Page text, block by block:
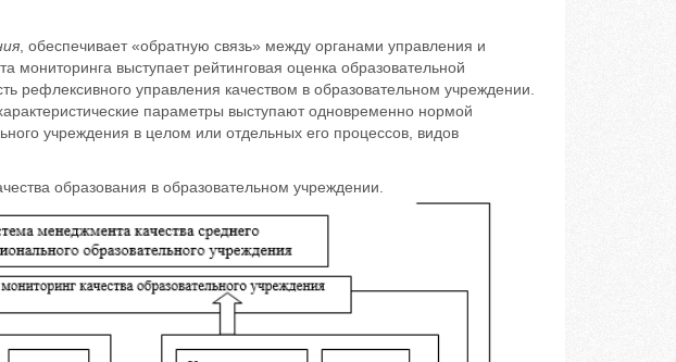
, обеспечивает «обратную связь» между органами управления и
мониторинга выступает рейтинговая оценка образовательной
рефлексивного управления качеством в образовательном учреждении.
параметры выступают одновременно нормой
учреждения в целом или отдельных его процессов, видов
образования в образовательном учреждении.